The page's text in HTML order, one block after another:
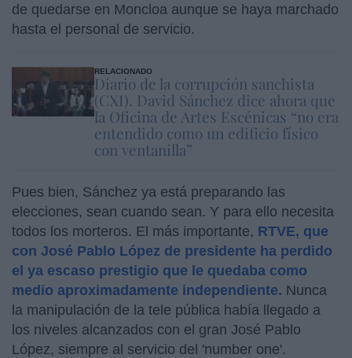
de quedarse en Moncloa aunque se haya marchado
hasta el personal de servicio.
RELACIONADO
Diario de la corrupción sanchista
(CXI). David Sánchez dice ahora que
la Oficina de Artes Escénicas “no era
entendido como un edificio físico
con ventanilla”
Pues bien, Sánchez ya está preparando las
elecciones, sean cuando sean. Y para ello necesita
todos los morteros. El más importante, RTVE, que
con José Pablo López de presidente ha perdido
el ya escaso prestigio que le quedaba como
medio aproximadamente independiente. Nunca
la manipulación de la tele pública había llegado a
los niveles alcanzados con el gran José Pablo
López, siempre al servicio del 'number one'.